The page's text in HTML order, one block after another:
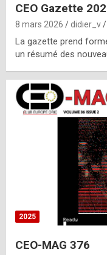
CEO Gazette
8 mars 2026 didier_v
La gazette prend
un résumé des
2025
CEO-MAG 376